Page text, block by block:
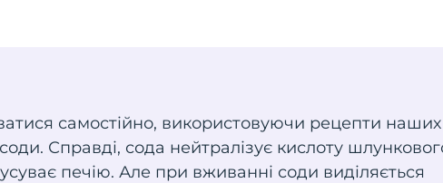
самостійно, використовуючи рецепти наших
Справді, сода нейтралізує кислоту
печію. Але при вживанні соди виділяється